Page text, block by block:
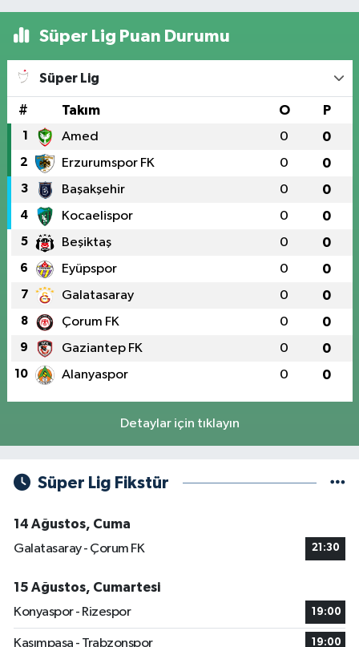
Süper Lig Puan Durumu
Süper Lig
# Takım O P
1 Amed 0 0
2 Erzurumspor FK 0 0
3 Başakşehir 0 0
4 Kocaelispor 0 0
5 Beşiktaş 0 0
6 Eyüpspor 0 0
7 Galatasaray 0 0
8 Çorum FK 0 0
9 Gaziantep FK 0 0
10 Alanyaspor 0 0
Detaylar için tıklayın
Süper Lig Fikstür
14 Ağustos, Cuma
Galatasaray - Çorum FK
21:30
15 Ağustos, Cumartesi
Konyaspor - Rizespor
19:00
Kasımpaşa - Trabzonspor 19:00